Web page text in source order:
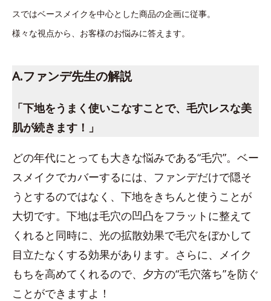
スではベースメイクを中心とした商品の企画に従事。
様々な視点から、お客様のお悩みに答えます。
A.ファンデ先生の解説
「下地をうまく使いこなすことで、毛穴レスな美
肌が続きます！」
どの年代にとっても大きな悩みである“毛穴”。ベー
スメイクでカバーするには、ファンデだけで隠そ
うとするのではなく、下地をきちんと使うことが
大切です。下地は毛穴の凹凸をフラットに整えて
くれると同時に、光の拡散効果で毛穴をぼかして
目立たなくする効果があります。さらに、メイク
もちを高めてくれるので、夕方の“毛穴落ち”を防ぐ
ことができますよ！